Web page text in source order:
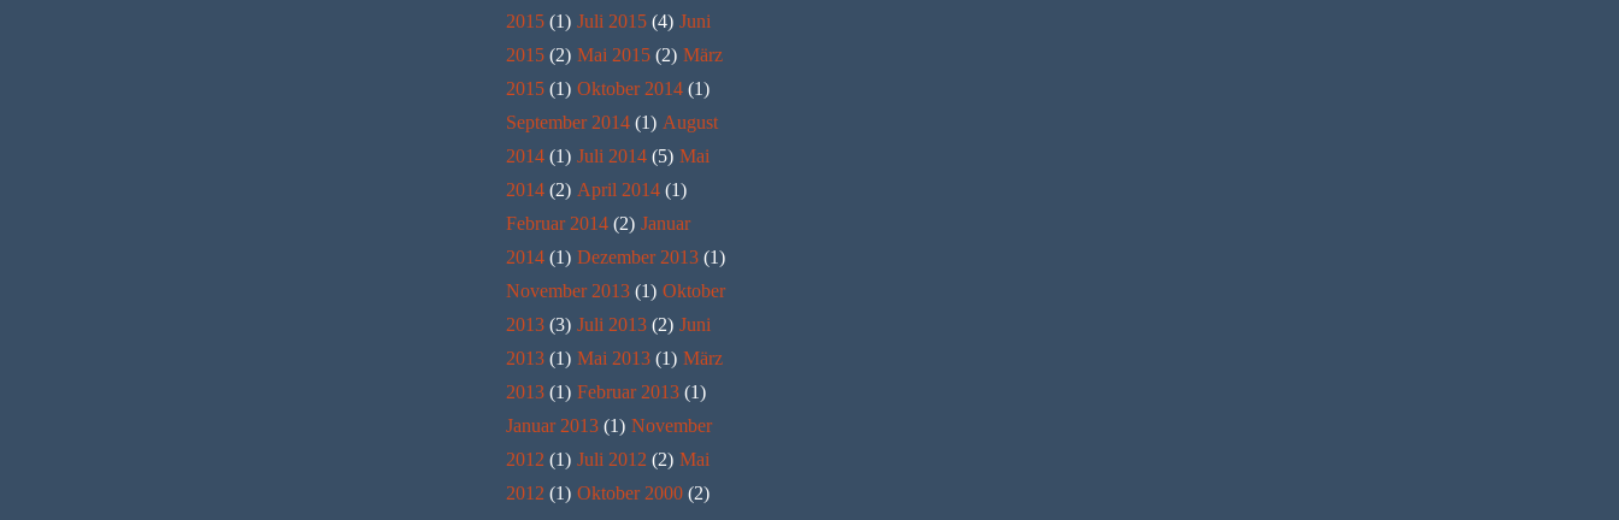
2015 (1) Juli 2015 (4) Juni
2015 (2) Mai 2015 (2) März
2015 (1) Oktober 2014 (1)
September 2014 (1) August
2014 (1) Juli 2014 (5) Mai
2014 (2) April 2014 (1)
Februar 2014 (2) Januar
2014 (1) Dezember 2013 (1)
November 2013 (1) Oktober
2013 (3) Juli 2013 (2) Juni
2013 (1) Mai 2013 (1) März
2013 (1) Februar 2013 (1)
Januar 2013 (1) November
2012 (1) Juli 2012 (2) Mai
2012 (1) Oktober 2000 (2)